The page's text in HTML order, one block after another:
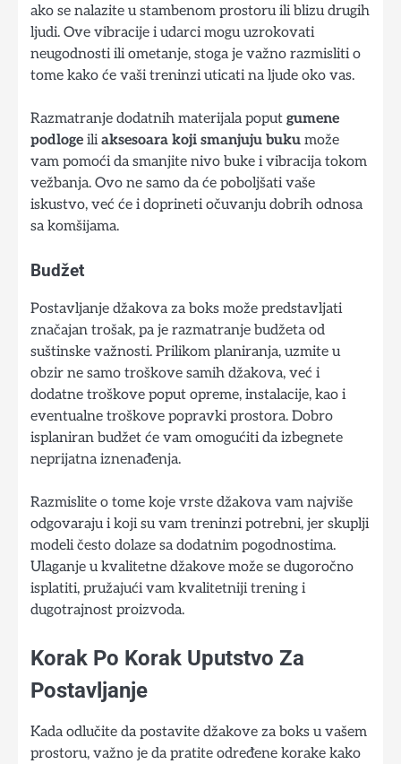
ako se nalazite u stambenom prostoru ili blizu drugih
ljudi. Ove vibracije i udarci mogu uzrokovati
neugodnosti ili ometanje, stoga je važno razmisliti o
tome kako će vaši treninzi uticati na ljude oko vas.
Razmatranje dodatnih materijala poput gumene
podloge iliaksesoara koji smanjuju buku može
vam pomoći da smanjite nivo buke i vibracija tokom
vežbanja. Ovo ne samo da će poboljšati vaše
iskustvo, već će i doprineti očuvanju dobrih odnosa
sa komšijama.
Budžet
Postavljanje džakova za boks može predstavljati
značajan trošak, pa je razmatranje budžeta od
suštinske važnosti. Prilikom planiranja, uzmite u
obzir ne samo troškove samih džakova, već i
dodatne troškove poput opreme, instalacije, kao i
eventualne troškove popravki prostora. Dobro
isplaniran budžet će vam omogućiti da izbegnete
neprijatna iznenađenja.
Razmislite o tome koje vrste džakova vam najviše
odgovaraju i koji su vam treninzi potrebni, jer skuplji
modeli često dolaze sa dodatnim pogodnostima.
Ulaganje u kvalitetne džakove može se dugoročno
isplatiti, pružajući vam kvalitetniji trening i
dugotrajnost proizvoda.
Korak Po Korak Uputstvo Za
Postavljanje
Kada odlučite da postavite džakove za boks u vašem
prostoru, važno je da pratite određene korake kako